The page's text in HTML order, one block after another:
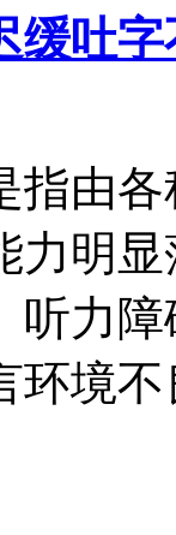
缓吐
指由
力明
听力
环境